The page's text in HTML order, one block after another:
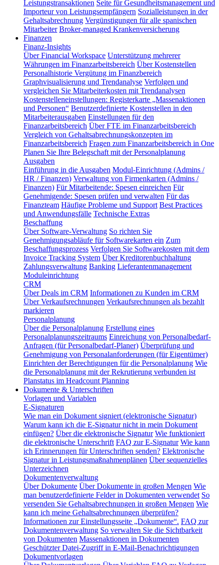
Leistungstransaktionen Seite für Gesundheitsmanagement und
Importeur von Leistungsempfängern Sozialleistungen in der
Gehaltsabrechnung Vergünstigungen für alle spanischen
Mitarbeiter Broker-managed Krankenversicherung
Finanzen
Finanz-Insights
Über Financial Workspace Unterstützung mehrerer
Währungen im Finanzarbeitsbereich Über Kostenstellen
Personalhistorie Vergütung im Finanzbereich
Graphvisualisierung und Trendanalyse Verfolgen und
vergleichen Sie Mitarbeiterkosten mit Trendanalysen
Kostenstelleneinstellungen: Registerkarte „Massenaktionen
und Personen“ Benutzerdefinierte Kostenstellen in den
Mitarbeiterausgaben Einstellungen für den
Finanzarbeitsbereich Über FTE im Finanzarbeitsbereich
Vergleich von Gehaltsabrechnungskonzepten im
Finanzarbeitsbereich Fragen zum Finanzarbeitsbereich in One
Planen Sie Ihre Belegschaft mit der Personalplanung
Ausgaben
Einführung in die Ausgaben Modul-Einrichtung (Admins /
HR / Finanzen) Verwaltung von Firmenkarten (Admins /
Finanzen) Für Mitarbeitende: Spesen einreichen Für
Genehmigende: Spesen prüfen und verwalten Für das
Finanzteam Häufige Probleme und Support Best Practices
und Anwendungsfälle Technische Extras
Beschaffung
Über Software-Verwaltung So richten Sie
Genehmigungsabläufe für Softwarekarten ein Zum
Beschaffungsprozess Verfolgen Sie Softwarekosten mit dem
Invoice Tracking System Über Kreditorenbuchhaltung
Zahlungsverwaltung Banking Lieferantenmanagement
Moduleinrichtung
CRM
Über Deals im CRM Informationen zu Kunden im CRM
Über Verkaufsrechnungen Verkaufsrechnungen als bezahlt
markieren
Personalplanung
Über die Personalplanung Erstellung eines
Personalplanungszeitraums Einreichung von Personalbedarf-
Anfragen (für Personalbedarf-Planer) Überprüfung und
Genehmigung von Personalanforderungen (für Eigentümer)
Einrichten der Berechtigungen für die Personalplanung Wie
die Personalplanung mit der Rekrutierung verbunden ist
Planstatus im Headcount Planning
Dokumente & Unterschriften
Vorlagen und Variablen
E-Signaturen
Wie man ein Dokument signiert (elektronische Signatur)
Warum kann ich die E-Signatur nicht in mein Dokument
einfügen? Über die elektronische Signatur Wie funktioniert
die elektronische Unterschrift FAQ zur E-Signatur Wie kann
ich Erinnerungen für Unterschriften senden? Elektronische
Signatur in Leistungsmaßnahmenplänen Über sequenzielles
Unterzeichnen
Dokumentenverwaltung
Über Dokumente Über Dokumente in großen Mengen Wie
man benutzerdefinierte Felder in Dokumenten verwendet So
versenden Sie Gehaltsabrechnungen in großen Mengen Wie
kann ich meine Gehaltsabrechnungen überprüfen?
Informationen zur Einstellungsseite „Dokumente“. FAQ zur
Dokumentenverwaltung So verwalten Sie die Sichtbarkeit
von Dokumenten Massenaktionen in Dokumenten
Geschützter Datei-Zugriff in E-Mail-Benachrichtigungen
Dokumentvorlagen